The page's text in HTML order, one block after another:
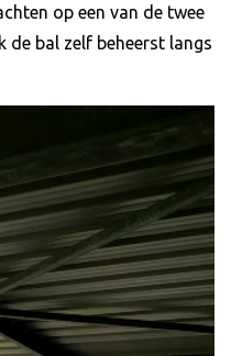
op een van de twee
de bal zelf beheerst langs